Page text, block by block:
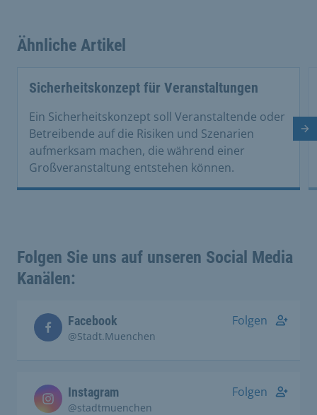
Ähnliche Artikel
Sicherheitskonzept für Veranstaltungen
Ein Sicherheitskonzept soll Veranstaltende oder
Betreibende auf die Risiken und Szenarien
aufmerksam machen, die während einer
Großveranstaltung entstehen können.
Folgen Sie uns auf unseren Social Media
Kanälen:
Facebook
@Stadt.Muenchen
Folgen
Instagram
@stadtmuenchen
Folgen